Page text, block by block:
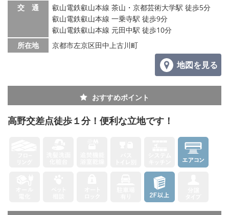
交 通
叡山電鉄叡山本線 茶山・京都芸術大学駅 徒歩5分
叡山電鉄叡山本線 一乗寺駅 徒歩9分
叡山電鉄叡山本線 元田中駅 徒歩10分
所在地
京都市左京区田中上古川町
地図を見る
おすすめポイント
高野交差点徒歩１分！便利な立地です！